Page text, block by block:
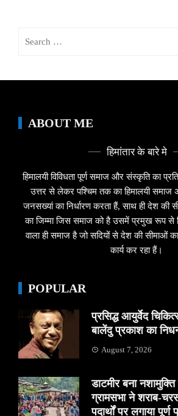
ABOUT ME
हिमांतार के बारे मे
हिमालयी विविधता पूर्ण समाज और संस्कृति का
उत्तर से लेकर पश्चिम तक का हिमालयी
जनसख्यां का निर्धारण करता हैं, साथ ही देश की
का जिम्मा जिस समाज को है उसमें प्रमुख रूप से
वाला ही समाज है जो सदियों से देश की सीमाओं
कार्य कर रहा हैं।
POPULAR
प्रसिद्ध आयुर्वेद
बालेंदु प्रकाश का
August 7, 2026
डाटमीर बना
ग्रामसभा ने शराब-
पदार्थों पर लगाया पूर्ण